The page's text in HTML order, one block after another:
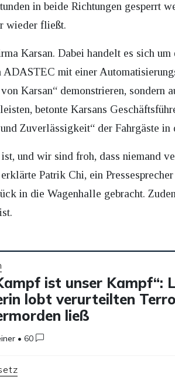
in beide Richtungen gesperrt
wieder fließt.
Karsan. Dabei handelt es sich
ADASTEC mit einer
Karsan“ demonstrieren, sondern
betonte Karsans
Zuverlässigkeit“ der Fahrgäste
und wir sind froh, dass niemand
Patrik Chi, ein
in die Wagenhalle gebracht.
ist unser Kampf“:
lobt verurteilten
ließ
•60